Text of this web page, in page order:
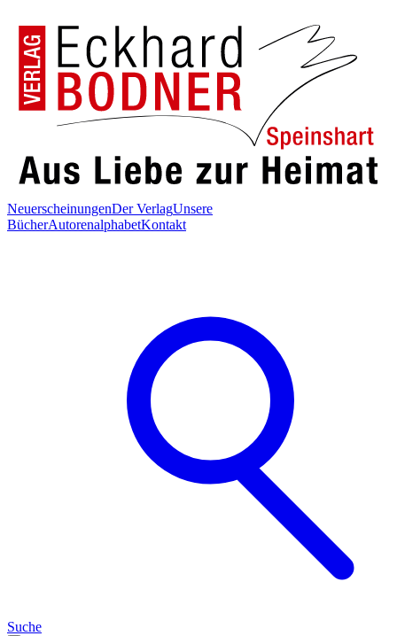
NeuerscheinungenDer VerlagUnsere
BücherAutorenalphabetKontakt
Suche